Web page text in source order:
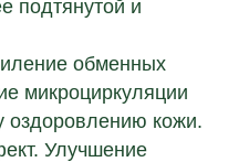
подтянутой и
обменных
микроциркуляции
оздоровлению кожи.
Улучшение